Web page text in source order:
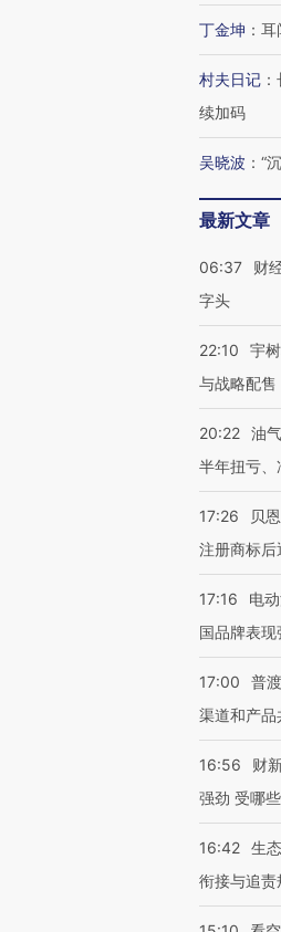
丁金坤 ： 耳
村夫日记 ：
续加码
吴晓波 ： “
最新文章
06:37
财
字头
22:10
宇
与战略配售
20:22 油
半年扭亏
17:26
贝
注册商标后
17:16
电
国品牌表现
17:00
普
渠道和产品
16:56
财
强劲 受哪
16:42 生
衔接与追责